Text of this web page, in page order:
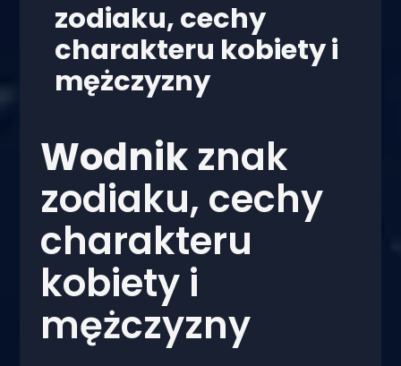
zodiaku, cechy
charakteru kobiety i
mężczyzny
Wodnikznak
zodiaku, cechy
charakteru
kobiety i
mężczyzny